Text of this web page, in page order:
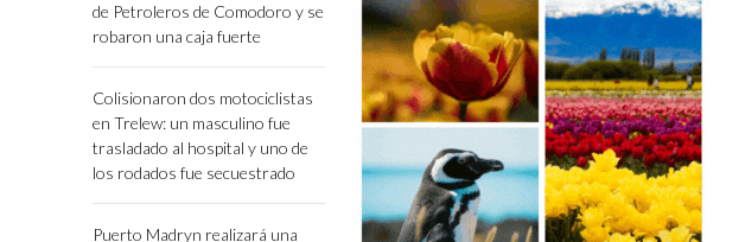
de Petroleros de Comodoro y se
robaron una caja fuerte
Colisionaron dos motociclistas
en Trelew: un masculino fue
trasladado al hospital y uno de
los rodados fue secuestrado
Puerto Madryn realizará una